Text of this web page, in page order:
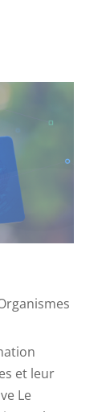
et leur
Le